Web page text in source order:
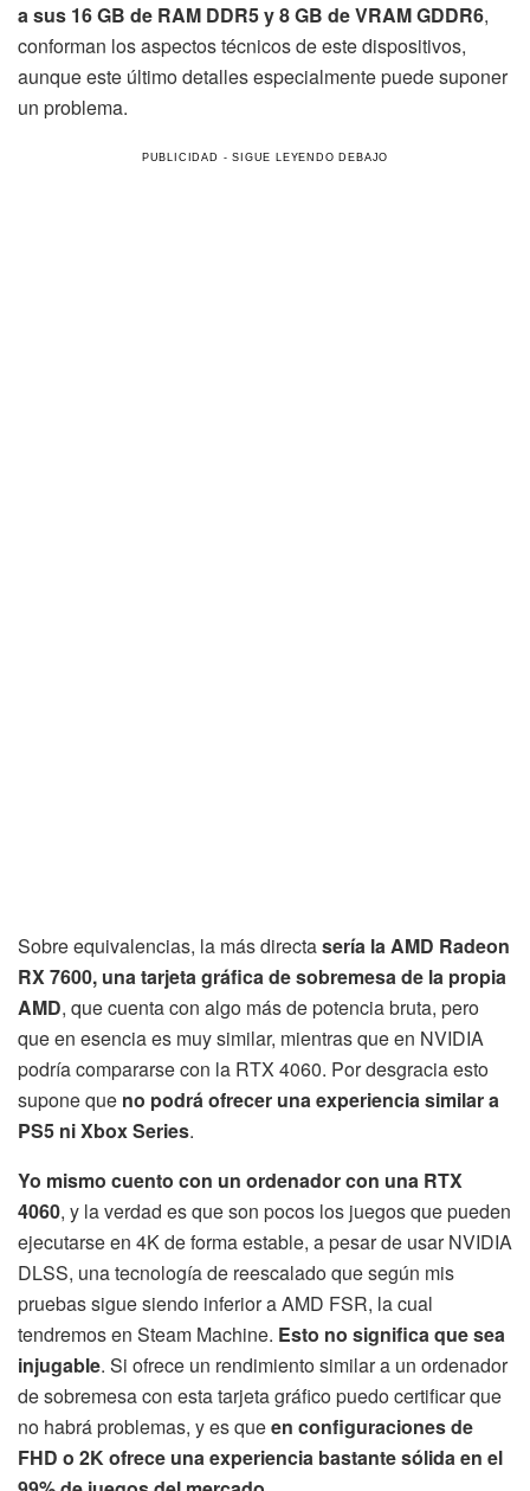
a sus 16 GB de RAM DDR5 y 8 GB de VRAM GDDR6,
conforman los aspectos técnicos de este dispositivos,
aunque este último detalles especialmente puede suponer
un problema.
Sobre equivalencias, la más directasería la AMD Radeon
RX 7600, una tarjeta gráfica de sobremesa de la propia
AMD, que cuenta con algo más de potencia bruta, pero
que en esencia es muy similar, mientras que en NVIDIA
podría compararse con la RTX 4060. Por desgracia esto
supone que no podrá ofrecer una experiencia similar a
PS5 ni Xbox Series.
Yo mismo cuento con un ordenador con una RTX
4060, y la verdad es que son pocos los juegos que pueden
ejecutarse en 4K de forma estable, a pesar de usar NVIDIA
DLSS, una tecnología de reescalado que según mis
pruebas sigue siendo inferior a AMD FSR, la cual
tendremos en Steam Machine. Esto no significa que sea
injugable. Si ofrece un rendimiento similar a un ordenador
de sobremesa con esta tarjeta gráfico puedo certificar que
no habrá problemas, y es queen configuraciones de
FHD o 2K ofrece una experiencia bastante sólida en el